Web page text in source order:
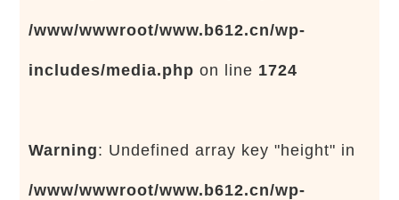
/www/wwwroot/www.b612.cn/wp-
includes/media.php on line 1724
Warning: Undefined array key "height" in
/www/wwwroot/www.b612.cn/wp-